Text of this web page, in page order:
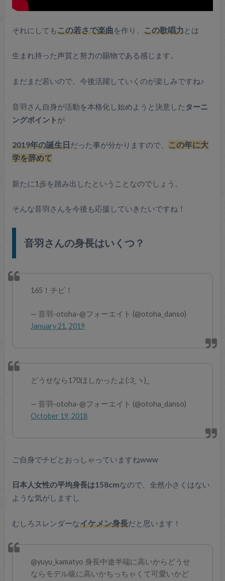
それにしてもこの若さで楽曲を作り、 この歌唱力とは
生まれ持った声質と努力の賜物である感じます。
まだまだ若いので、今後活躍していくのが楽しみですね♪
音羽さん自身が活動を本格化し始めようと決意した ターニ
ングポイント が
2019年の誕生日だった事が分かりますので、
この年に大
学を辞めて
新たに1歩を踏み出したということなのでしょう。
そんな音羽さんを今後も応援していきたいですね！
音羽さんの身長はいくつ？
165！チビ！
— 音羽-otoha-@フォーエイト (@otoha_danso)
January 21, 2019
どうせなら170ほしかったよ(:3_ヽ)_
— 音羽-otoha-@フォーエイト (@otoha_danso)
October 19, 2018
ご自身でチビとおっしゃっていますねwww
日本人女性の平均身長は158cmなので、全然小さくはない
ような気がしますし
むしろスレンダーなイケメン身長だと思います！
@yuyu_kamatyo 身長中途半端に高いからどうせ
ならモデル級に高いかちっちゃくて可愛いかど